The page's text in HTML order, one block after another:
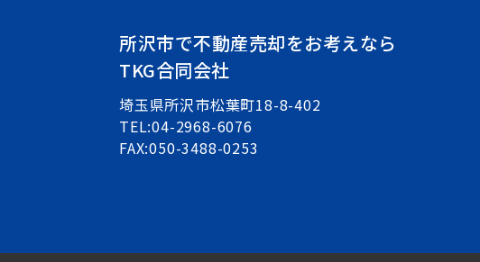
所沢市で不動産売却をお考えなら
TKG合同会社
埼玉県所沢市松葉町18-8-402
TEL:04-2968-6076
FAX:050-3488-0253